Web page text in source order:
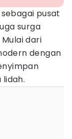
pusat
surga
dari
dengan